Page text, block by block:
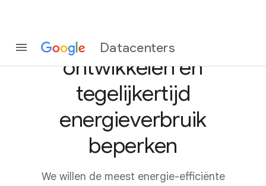
Datacenters
Het internet verder
ontwikkelen en
tegelijkertijd
energieverbruik
beperken
We willen de meest energie-efficiënte